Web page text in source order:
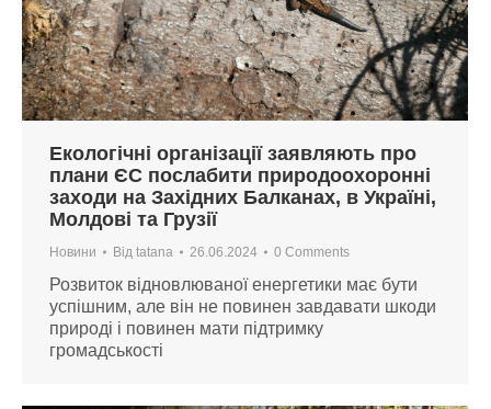
Екологічні організації заявляють про
плани ЄС послабити природоохоронні
заходи на Західних Балканах, в Україні,
Молдові та Грузії
Новини Від tatana 26.06.2024 0 Comments
Розвиток відновлюваної енергетики має бути
успішним, але він не повинен завдавати шкоди
природі і повинен мати підтримку
громадськості